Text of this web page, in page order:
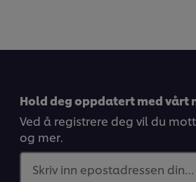
Hold deg oppdatert med vårt
Ved å registrere deg vil du
og mer.
Skriv inn epostadressen din…